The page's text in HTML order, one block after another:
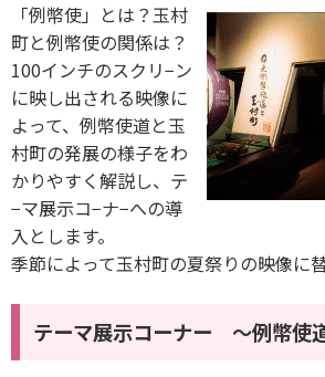
「例幣使」とは？玉村
町と例幣使の関係は？
100インチのスクリ−ン
に映し出される映像に
よって、例幣使道と玉
村町の発展の様子をわ
かりやすく解説し、テ
−マ展示コ−ナ−への導
入とします。
季節によって玉村町の夏祭りの映像に替
テーマ展示コーナー ～例幣使